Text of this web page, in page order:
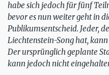
habe sich jedoch für fünf
bevor es nun weiter geht in
Publikumsentscheid. Jeder,
Liechtenstein-Song hat,
Der ursprünglich geplante
kann jedoch nicht